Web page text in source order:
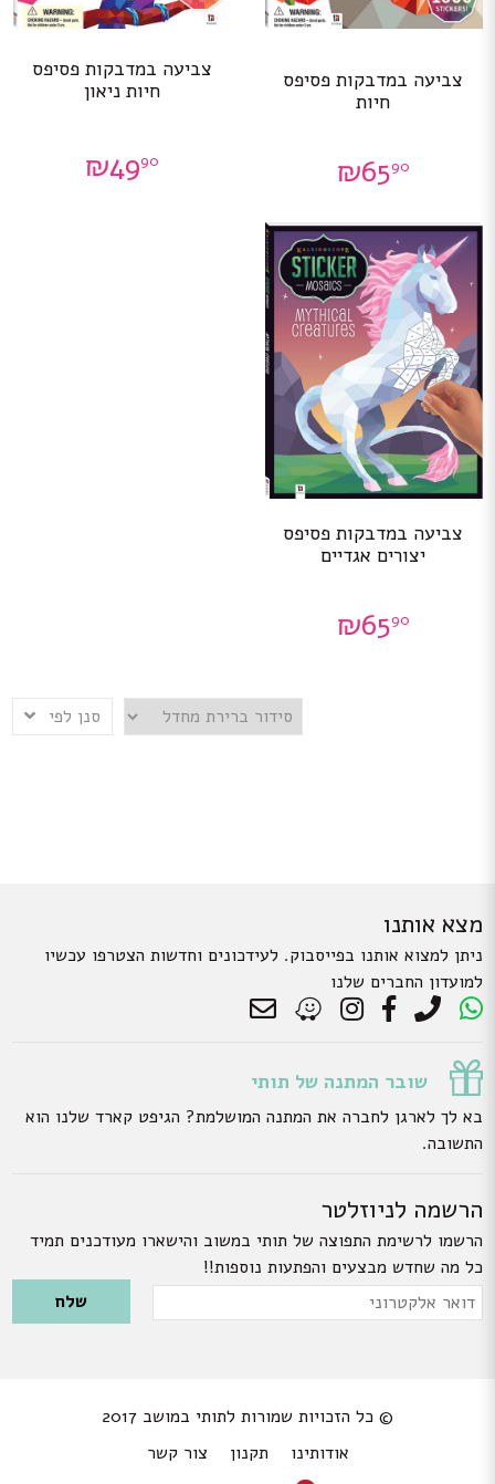
צביעה במדבקות פסיפס
חיות
₪6590
צביעה במדבקות פסיפס
חיות ניאון
₪4990
צביעה במדבקות פסיפס
יצורים אגדיים
₪6590
סנן לפי
מצא אותנו
ניתן למצוא אותנו בפייסבוק. לעידכונים וחדשות הצטרפו עכשיו
למועדון החברים שלנו
שובר המתנה של תותי
בא לך לארגן לחברה את המתנה המושלמת? הגיפט קארד שלנו הוא
התשובה.
הרשמה לניוזלטר
הרשמו לרשימת התפוצה של תותי במשוב והישארו מעודכנים תמיד
כל מה שחדש מבצעים והפתעות נוספות!!
Please leave this field empty.
דואר
© כל הזכויות שמורות לתותי במושב 2017
אודותינו
תקנון צור קשר